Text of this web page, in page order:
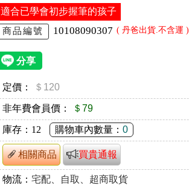
適合已學會初步握筆的孩子
商品編號 10108090307 ( 丹爸出貨.不含運 )
定價： ＄120
非年費會員價： ＄79
庫存： 12 購物車內數量：0
相關商品 買貴通報
物流：宅配、自取、超商取貨